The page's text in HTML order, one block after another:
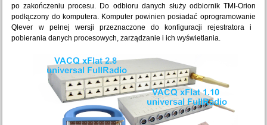
po zakończeniu procesu. Do odbioru danych służy odbiornik TMI-Orion
podłączony do komputera. Komputer powinien posiadać oprogramowanie
Qlever w pełnej wersji przeznaczone do konfiguracji rejestratora i
pobierania danych procesowych, zarządzanie i ich wyświetlania.